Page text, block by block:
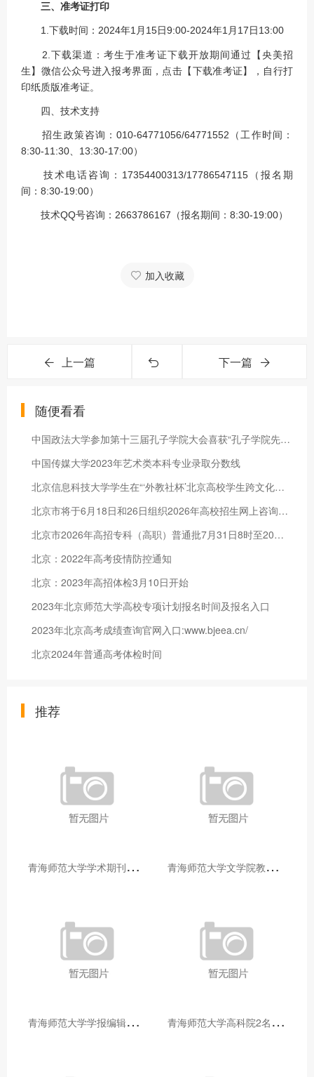
三、准考证打印
1.下载时间：2024年1月15日9:00-2024年1月17日13:00
2.下载渠道：考生于准考证下载开放期间通过【央美招
生】微信公众号进入报考界面，点击【下载准考证】，自行打
印纸质版准考证。
四、技术支持
招生政策咨询：010-64771056/64771552（工作时间：
8:30-11:30、13:30-17:00）
技术电话咨询：17354400313/17786547115（报名期
间：8:30-19:00）
技术QQ号咨询：2663786167（报名期间：8:30-19:00）
加入收藏
上一篇 下一篇
随便看看
中国政法大学参加第十三届孔子学院大会喜获“孔子学院先进中方合
中国传媒大学2023年艺术类本科专业录取分数线
北京信息科技大学学生在“‘外教社杯’北京高校学生跨文化能力大
北京市将于6月18日和26日组织2026年高校招生网上咨询活动
北京市2026年高招专科（高职）普通批7月31日8时至20时征集志愿
北京：2022年高考疫情防控通知
北京：2023年高招体检3月10日开始
2023年北京师范大学高校专项计划报名时间及报名入口
2023年北京高考成绩查询官网入口:www.bjeea.cn/
北京2024年普通高考体检时间
推荐
青
海师范大学学术期刊两个专栏入选2025年青海省期刊重点专栏 青
海师范大学文学院教师赴山东省相关高校和学术机构交流学习
青
海师范大学学报编辑部赴大通县城关镇上毛佰胜村开展帮扶慰问活动 青
海师范大学高科院2名专家当选中国科学院院士